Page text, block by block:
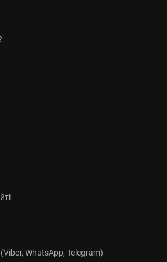
WhatsApp, Telegram)